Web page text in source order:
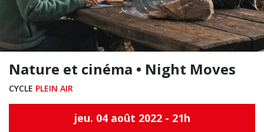
Nature et cinéma • Night Moves
CYCLE PLEIN AIR
jeu. 04 août 2022 - 21h